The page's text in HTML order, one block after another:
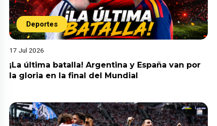
Deportes
17 Jul 2026
¡La última batalla! Argentina y España van por
la gloria en la final del Mundial